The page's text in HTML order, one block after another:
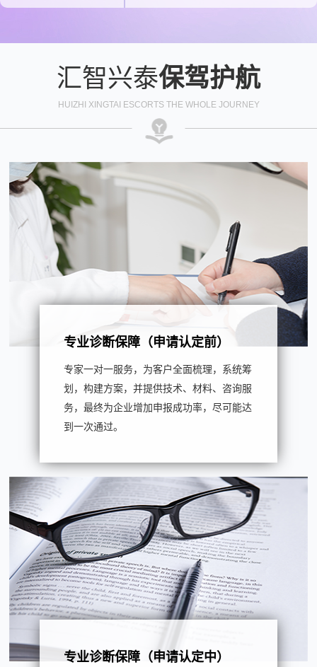
汇智兴泰保驾护航
HUIZHI XINGTAI ESCORTS THE WHOLE JOURNEY
专业诊断保障（申请认定前）
专家一对一服务，为客户全面梳理，系统筹
划，构建方案，并提供技术、材料、咨询服
务，最终为企业增加申报成功率，尽可能达
到一次通过。
专业诊断保障（申请认定中）